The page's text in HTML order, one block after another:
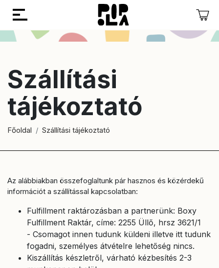
Szállítási
tájékoztató
Főoldal Szállítási tájékoztató
Az alábbiakban összefoglaltunk pár hasznos és közérdekű
információt a szállítással kapcsolatban:
Fulfillment raktározásban a partnerünk: Boxy
Fulfillment Raktár, címe: 2255 Üllő, hrsz 3621/1
- Csomagot innen tudunk küldeni illetve itt tudunk
fogadni, személyes átvételre lehetőség nincs.
Kiszállítás készletről, várható kézbesítés 2-3